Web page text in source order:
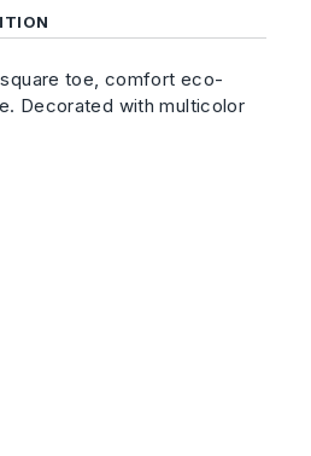
toe, comfort eco-
Decorated with multicolor